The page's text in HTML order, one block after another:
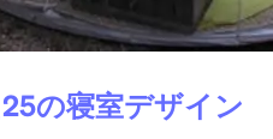
の寝室デザイン